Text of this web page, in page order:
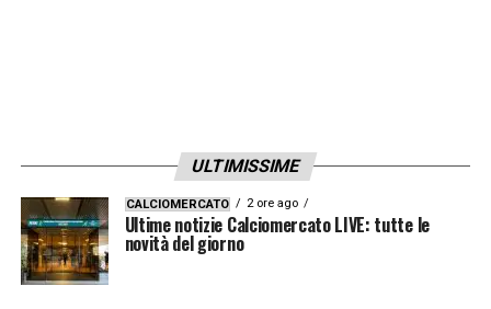
ULTIMISSIME
CALCIOMERCATO 2 ore ago
Ultime notizie Calciomercato LIVE: tutte le
novità del giorno